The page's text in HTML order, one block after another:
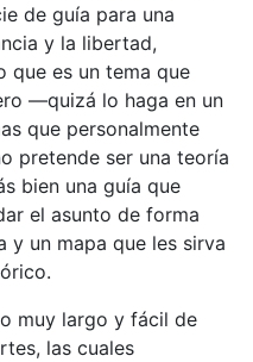
de guía para una
y la libertad,
que es un tema que
—quizá lo haga en un
que personalmente
pretende ser una teoría
bien una guía que
el asunto de forma
y un mapa que les sirva
muy largo y fácil de
las cuales